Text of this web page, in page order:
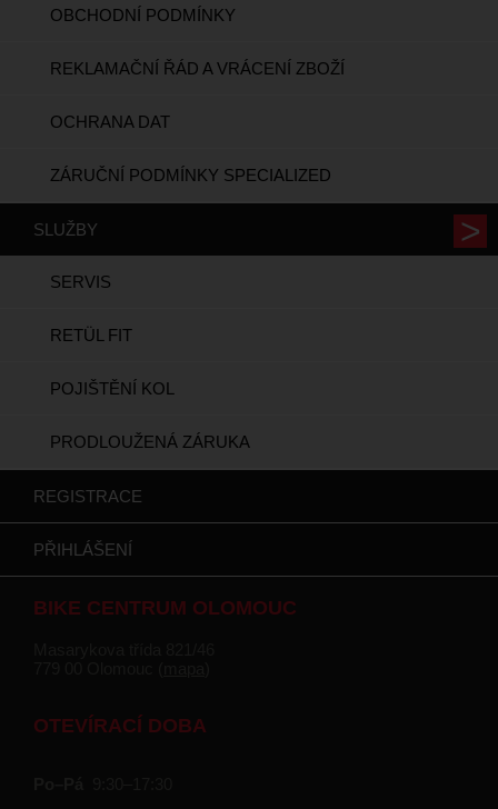
OBCHODNÍ PODMÍNKY
REKLAMAČNÍ ŘÁD A VRÁCENÍ ZBOŽÍ
OCHRANA DAT
ZÁRUČNÍ PODMÍNKY SPECIALIZED
SLUŽBY
SERVIS
RETÜL FIT
POJIŠTĚNÍ KOL
PRODLOUŽENÁ ZÁRUKA
REGISTRACE
PŘIHLÁŠENÍ
BIKE CENTRUM OLOMOUC
OTEVÍRACÍ DOBA